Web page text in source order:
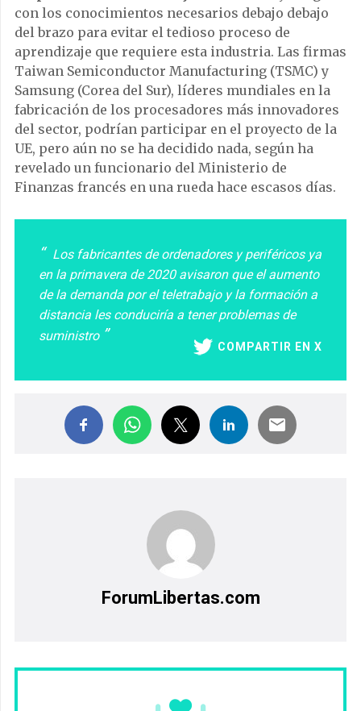
con los conocimientos necesarios debajo debajo
del brazo para evitar el tedioso proceso de
aprendizaje que requiere esta industria. Las firmas
Taiwan Semiconductor Manufacturing (TSMC) y
Samsung (Corea del Sur), líderes mundiales en la
fabricación de los procesadores más innovadores
del sector, podrían participar en el proyecto de la
UE, pero aún no se ha decidido nada, según ha
revelado un funcionario del Ministerio de
Finanzas francés en una rueda hace escasos días.
Los fabricantes de ordenadores y periféricos ya
en la primavera de 2020 avisaron que el aumento
de la demanda por el teletrabajo y la formación a
distancia les conduciría a tener problemas de
suministro
COMPARTIR EN X
ForumLibertas.com